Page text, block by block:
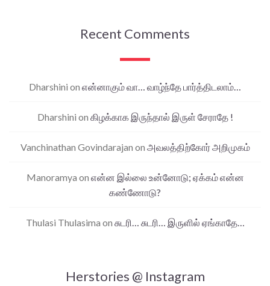
Recent Comments
Dharshini on என்னாகும் வா… வாழ்ந்தே பார்த்திடலாம்…
Dharshini on கிழக்காக இருந்தால் இருள் சேராதே !
Vanchinathan Govindarajan on அவலத்திற்கோர் அறிமுகம்
Manoramya on என்ன இல்லை உன்னோடு; ஏக்கம் என்ன
கண்ணோடு?
Thulasi Thulasima on சுடரி… சுடரி… இருளில் ஏங்காதே…
Herstories @ Instagram